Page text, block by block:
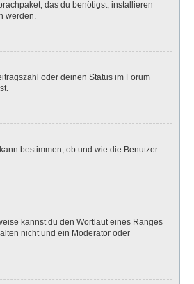
das du benötigst, installieren
werden.
oder deinen Status im Forum
bestimmen, ob und wie die Benutzer
kannst du den Wortlaut eines Ranges
nicht und ein Moderator oder